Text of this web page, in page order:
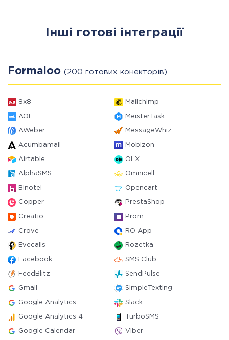
Інші готові інтеграції
Formaloo (200 готових конекторів)
8x8 Mailchimp
AOL MeisterTask
AWeber MessageWhiz
Acumbamail Mobizon
Airtable OLX
AlphaSMS Omnicell
Binotel Opencart
Copper PrestaShop
Creatio Prom
Crove RO App
Evecalls Rozetka
Facebook SMS Club
FeedBlitz SendPulse
Gmail SimpleTexting
Google Analytics Slack
Google Analytics 4 TurboSMS
Google Calendar Viber